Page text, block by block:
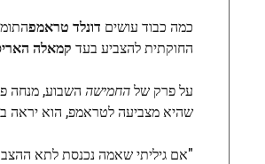
כמה כבוד עושים דונלד טראמפ
החוקתית להצביע בעד קמאלה
על פרק שלהחמישה השבוע, מנחה
שהיא מצביעה לטראמפ, הוא יראה
"אם גיליתי שאמה נכנסת לתא